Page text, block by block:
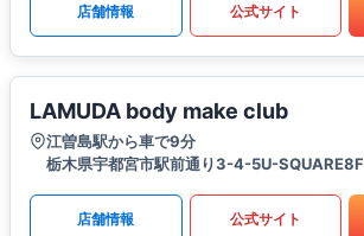
店舗情報 公式サイト
LAMUDA body make club
江曽島駅から車で9分
栃木県宇都宮市駅前通り3-4-5U-SQUARE8F
店舗情報 公式サイト